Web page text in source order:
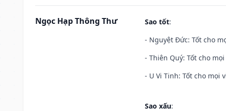
Ngọc Hạp Thông Thư Sao tốt:
- Nguyệt Đức: Tốt cho
- Thiên Quý: Tốt cho mọi
- U Vi Tinh: Tốt cho mọi
Sao xấu: